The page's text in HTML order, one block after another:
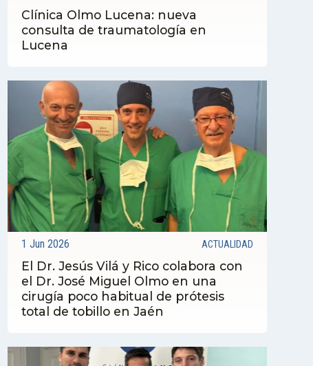
Clínica Olmo Lucena: nueva
consulta de traumatología en
Lucena
1 Jun 2026 ACTUALIDAD
El Dr. Jesús Vilá y Rico colabora con
el Dr. José Miguel Olmo en una
cirugía poco habitual de prótesis
total de tobillo en Jaén